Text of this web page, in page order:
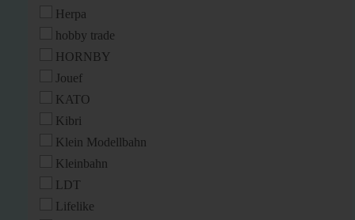
Herpa
hobby trade
HORNBY
Jouef
KATO
Kibri
Klein Modellbahn
Kleinbahn
LDT
Lifelike